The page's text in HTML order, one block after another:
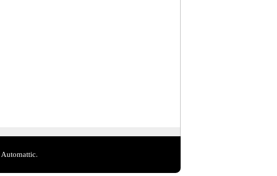
Automattic.